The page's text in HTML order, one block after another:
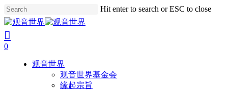
Skip
to
main
content
Hit enter to search or ESC to close
Close
Search
search
account
0
观音世界
观音世界基金会
缘起宗旨